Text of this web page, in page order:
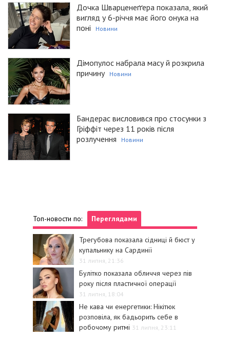
Дочка Шварценеґґера показала, який
вигляд у 6-річчя має його онука на
поні
Новини
Дімопулос набрала масу й розкрила
причину
Новини
Бандерас висловився про стосунки з
Гріффіт через 11 років після
розлучення
Новини
Топ-новости по: Переглядами
Трегубова показала сідниці й бюст у
купальнику на Сардинії
31 липня, 21:36
Булітко показала обличчя через пів
року після пластичної операції
31 липня, 18:04
Не кава чи енергетики: Нікітюк
розповіла, як бадьорить себе в
робочому ритмі 31 липня, 23:11